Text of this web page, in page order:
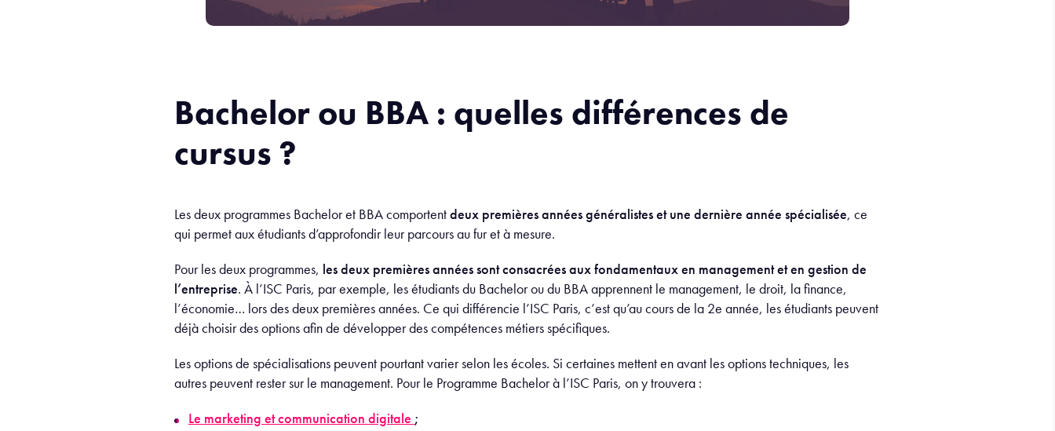
Bachelor ou BBA : quelles différences de
cursus ?
Les deux programmes Bachelor et BBA comportentdeux premières années généralistes et une dernière année spécialisée, ce
qui permet aux étudiants d’approfondir leur parcours au fur et à mesure.
Pour les deux programmes, les deux premières années sont consacrées aux fondamentaux en management et en gestion de
l’entreprise. À l’ISC Paris, par exemple, les étudiants du Bachelor ou du BBA apprennent le management, le droit, la finance,
l’économie… lors des deux premières années. Ce qui différencie l’ISC Paris, c’est qu’au cours de la 2e année, les étudiants peuvent
déjà choisir des options afin de développer des compétences métiers spécifiques.
Les options de spécialisations peuvent pourtant varier selon les écoles. Si certaines mettent en avant les options techniques, les
autres peuvent rester sur le management. Pour le Programme Bachelor à l’ISC Paris, on y trouvera :
Le marketing et communication digitale ;